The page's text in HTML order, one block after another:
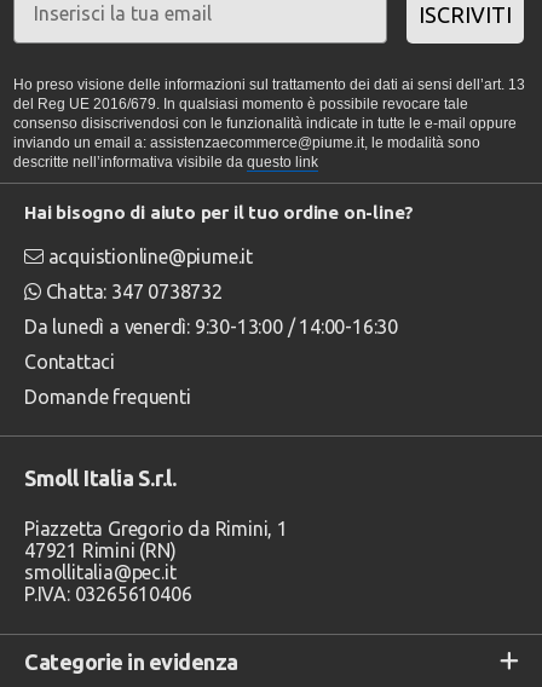
ISCRIVITI
Ho preso visione delle informazioni sul trattamento dei dati ai sensi dell’art. 13
del Reg UE 2016/679. In qualsiasi momento è possibile revocare tale
consenso disiscrivendosi con le funzionalità indicate in tutte le e-mail oppure
inviando un email a: assistenzaecommerce@piume.it, le modalità sono
descritte nell’informativa visibile da questo link
Categorie in evidenza
Hai bisogno di aiuto per il tuo ordine on-line?
acquistionline@piume.it
Chatta: 347 0738732
Da lunedì a venerdì: 9:30-13:00 / 14:00-16:30
Contattaci
Domande frequenti
Smoll Italia S.r.l.
Piazzetta Gregorio da Rimini, 1
47921 Rimini (RN)
smollitalia@pec.it
P.IVA: 03265610406